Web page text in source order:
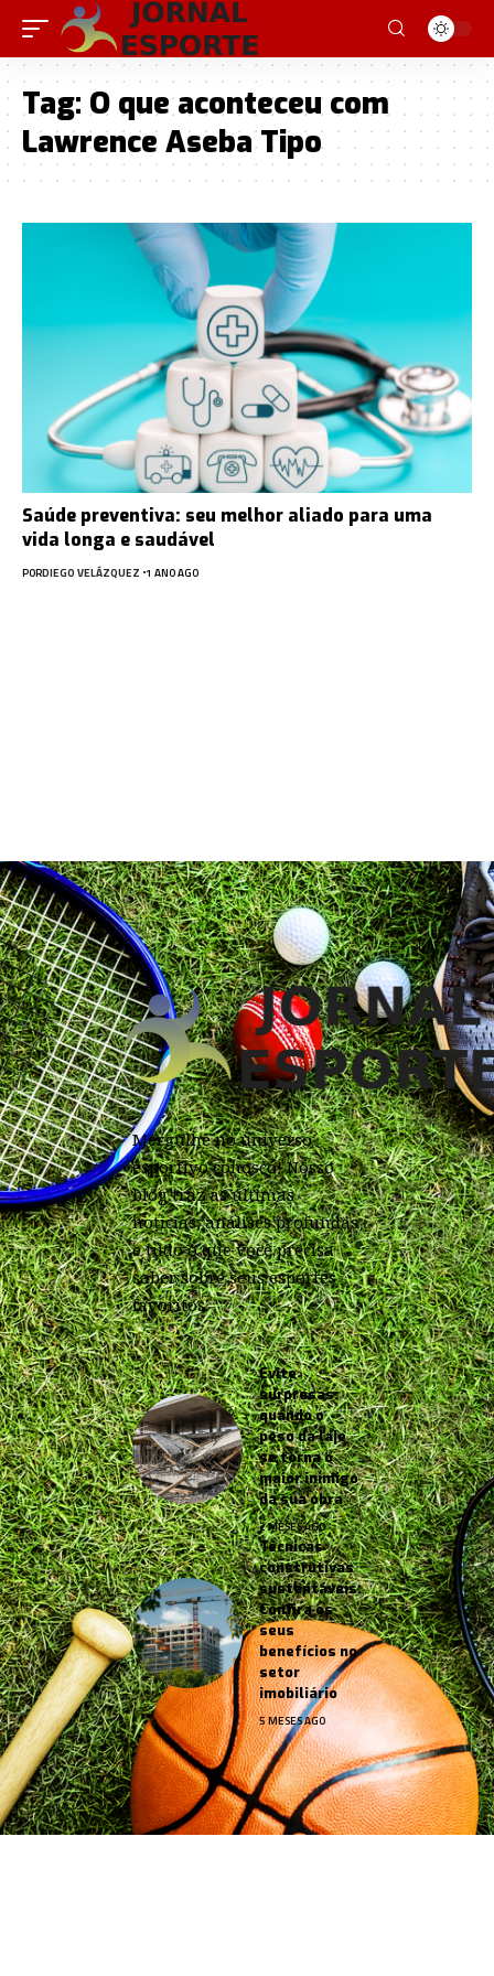
Tag: O que aconteceu com
Lawrence Aseba Tipo
Saúde preventiva: seu melhor aliado para uma
vida longa e saudável
PORDIEGO VELÁZQUEZ 1 ANO AGO
Mergulhe no universo
esportivo conosco! Nosso
blog traz as últimas
notícias, análises profundas
e tudo o que você precisa
saber sobre seus esportes
favoritos.
Evite
surpresas:
quando o
peso da laje
se torna o
maior inimigo
da sua obra
2 MESES AGO
Técnicas
construtivas
sustentáveis:
Confira os
seus
benefícios no
setor
imobiliário
5 MESES AGO